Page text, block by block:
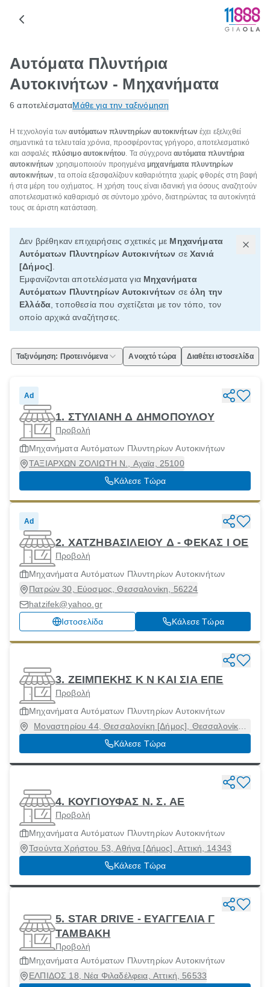
Αυτόματα Πλυντήρια
Αυτοκινήτων - Μηχανήματα
6 αποτελέσματαΜάθε για την ταξινόμηση
Η τεχνολογία τωναυτόματων πλυντηρίων αυτοκινήτων έχει εξελιχθεί
σημαντικά τα τελευταία χρόνια, προσφέροντας γρήγορο, αποτελεσματικό
και ασφαλές πλύσιμο αυτοκινήτου. Τα σύγχρονααυτόματα πλυντήρια
αυτοκινήτων χρησιμοποιούν προηγμένα μηχανήματα πλυντηρίων
αυτοκινήτων , τα οποία εξασφαλίζουν καθαριότητα χωρίς φθορές στη βαφή
ή στα μέρη του οχήματος. Η χρήση τους είναι ιδανική για όσους αναζητούν
αποτελεσματικό καθαρισμό σε σύντομο χρόνο, διατηρώντας τα αυτοκίνητά
τους σε άριστη κατάσταση.
Δεν βρέθηκαν επιχειρήσεις σχετικές με Μηχανήματα
Αυτόματων Πλυντηρίων Αυτοκινήτων σεΧανιά
[Δήμος]
Εμφανίζονται αποτελέσματα για Μηχανήματα
Αυτόματων Πλυντηρίων Αυτοκινήτων σεόλη την
Ελλάδα , τοποθεσία που σχετίζεται με τον τόπο, τον
οποίο αρχικά αναζήτησες.
Ταξινόμηση: Προτεινόμενα Ανοιχτό τώρα Διαθέτει ιστοσελίδα
Ad
1. ΣΤΥΛΙΑΝΗ Δ ΔΗΜΟΠΟΥΛΟΥ
Προβολή
Μηχανήματα Αυτόματων Πλυντηρίων Αυτοκινήτων
ΤΑΞΙΑΡΧΩΝ ΖΟΛΙΩΤΗ Ν., Αχαϊα, 25100
Κάλεσε Τώρα
Ad
2. ΧΑΤΖΗΒΑΣΙΛΕΙΟΥ Δ - ΦΕΚΑΣ Ι ΟΕ
Προβολή
Μηχανήματα Αυτόματων Πλυντηρίων Αυτοκινήτων
Πατρών 30, Εύοσμος, Θεσσαλονίκη, 56224
hatzifek@yahoo.gr
Ιστοσελίδα
Κάλεσε Τώρα
3. ΖΕΙΜΠΕΚΗΣ Κ Ν ΚΑΙ ΣΙΑ ΕΠΕ
Προβολή
Μηχανήματα Αυτόματων Πλυντηρίων Αυτοκινήτων
Μοναστηρίου 44, Θεσσαλονίκη [Δήμος], Θεσσαλονίκη,
54627
Κάλεσε Τώρα
4. ΚΟΥΓΙΟΥΦΑΣ Ν. Σ. ΑΕ
Προβολή
Μηχανήματα Αυτόματων Πλυντηρίων Αυτοκινήτων
Τσούντα Χρήστου 53, Αθήνα [Δήμος], Αττική, 14343
Κάλεσε Τώρα
5. STAR DRIVE - ΕΥΑΓΓΕΛΙΑ Γ
ΤΑΜΒΑΚΗ
Προβολή
Μηχανήματα Αυτόματων Πλυντηρίων Αυτοκινήτων
ΕΛΠΙΔΟΣ 18, Νέα Φιλαδέλφεια, Αττική, 56533